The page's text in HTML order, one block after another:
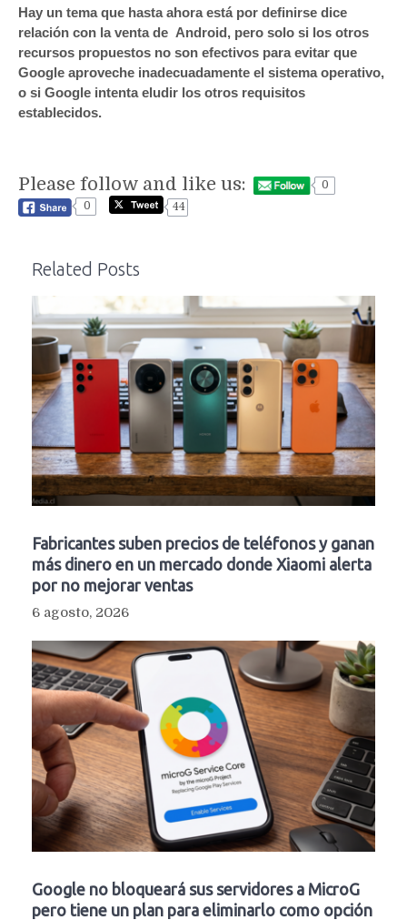
Hay un tema que hasta ahora está por definirse dice
relación con la venta de Android, pero solo si los otros
recursos propuestos no son efectivos para evitar que
Google aproveche inadecuadamente el sistema operativo,
o si Google intenta eludir los otros requisitos
establecidos.
Please follow and like us:
0
0
44
Related Posts
Fabricantes suben precios de teléfonos y ganan
más dinero en un mercado donde Xiaomi alerta
por no mejorar ventas
6 agosto, 2026
Google no bloqueará sus servidores a MicroG
pero tiene un plan para eliminarlo como opción